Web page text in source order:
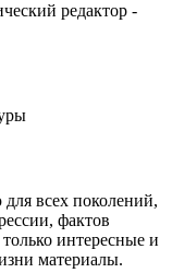
редактор -
всех поколений,
фактов
интересные и
материалы.